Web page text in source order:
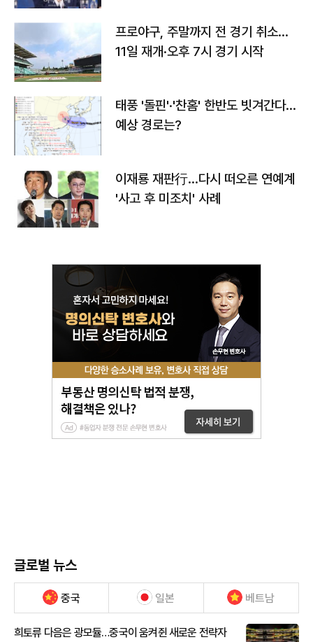
프로야구, 주말까지 전 경기 취소…
11일 재개·오후 7시 경기 시작
태풍 '돌핀'·'찬홈' 한반도 빗겨간다…
예상 경로는?
이재룡 재판行…다시 떠오른 연예계
'사고 후 미조치' 사례
글로벌 뉴스
중국 일본 베트남
희토류 다음은 광모듈…중국이 움켜쥔 새로운 전략자